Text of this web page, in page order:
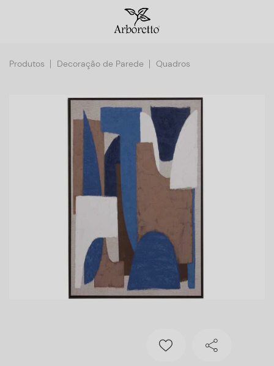
Produtos Decoração de Parede Quadros